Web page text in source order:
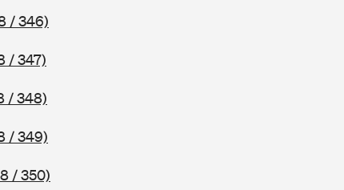
/ 346)
/ 347)
/ 348)
/ 349)
/ 350)